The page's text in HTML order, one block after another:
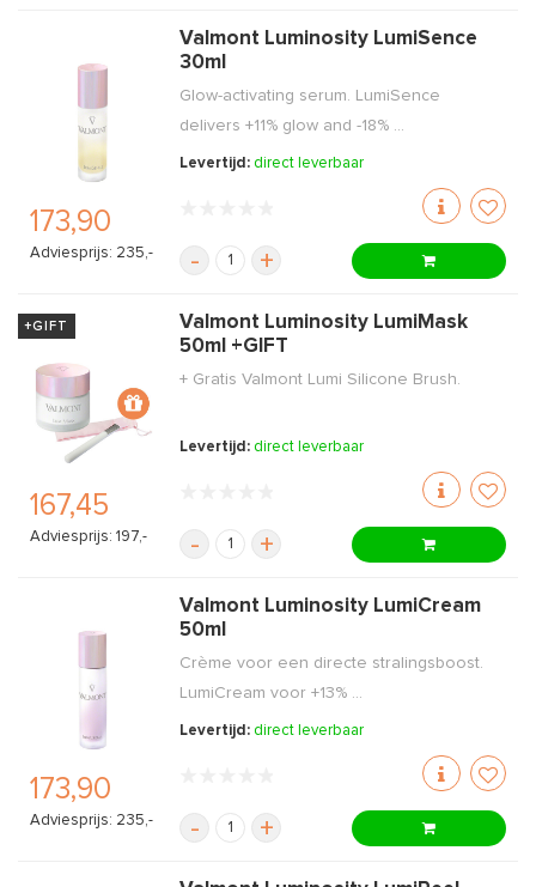
173,90
Adviesprijs: 235,-
Valmont Luminosity LumiSence
30ml
Glow-activating serum. LumiSence
delivers +11% glow and -18% ...
Levertijd: direct leverbaar
- +
+GIFT
167,45
Adviesprijs: 197,-
Valmont Luminosity LumiMask
50ml +GIFT
+ Gratis Valmont Lumi Silicone Brush.
Levertijd: direct leverbaar
- +
173,90
Adviesprijs: 235,-
Valmont Luminosity LumiCream
50ml
Crème voor een directe stralingsboost.
LumiCream voor +13% ...
Levertijd: direct leverbaar
- +